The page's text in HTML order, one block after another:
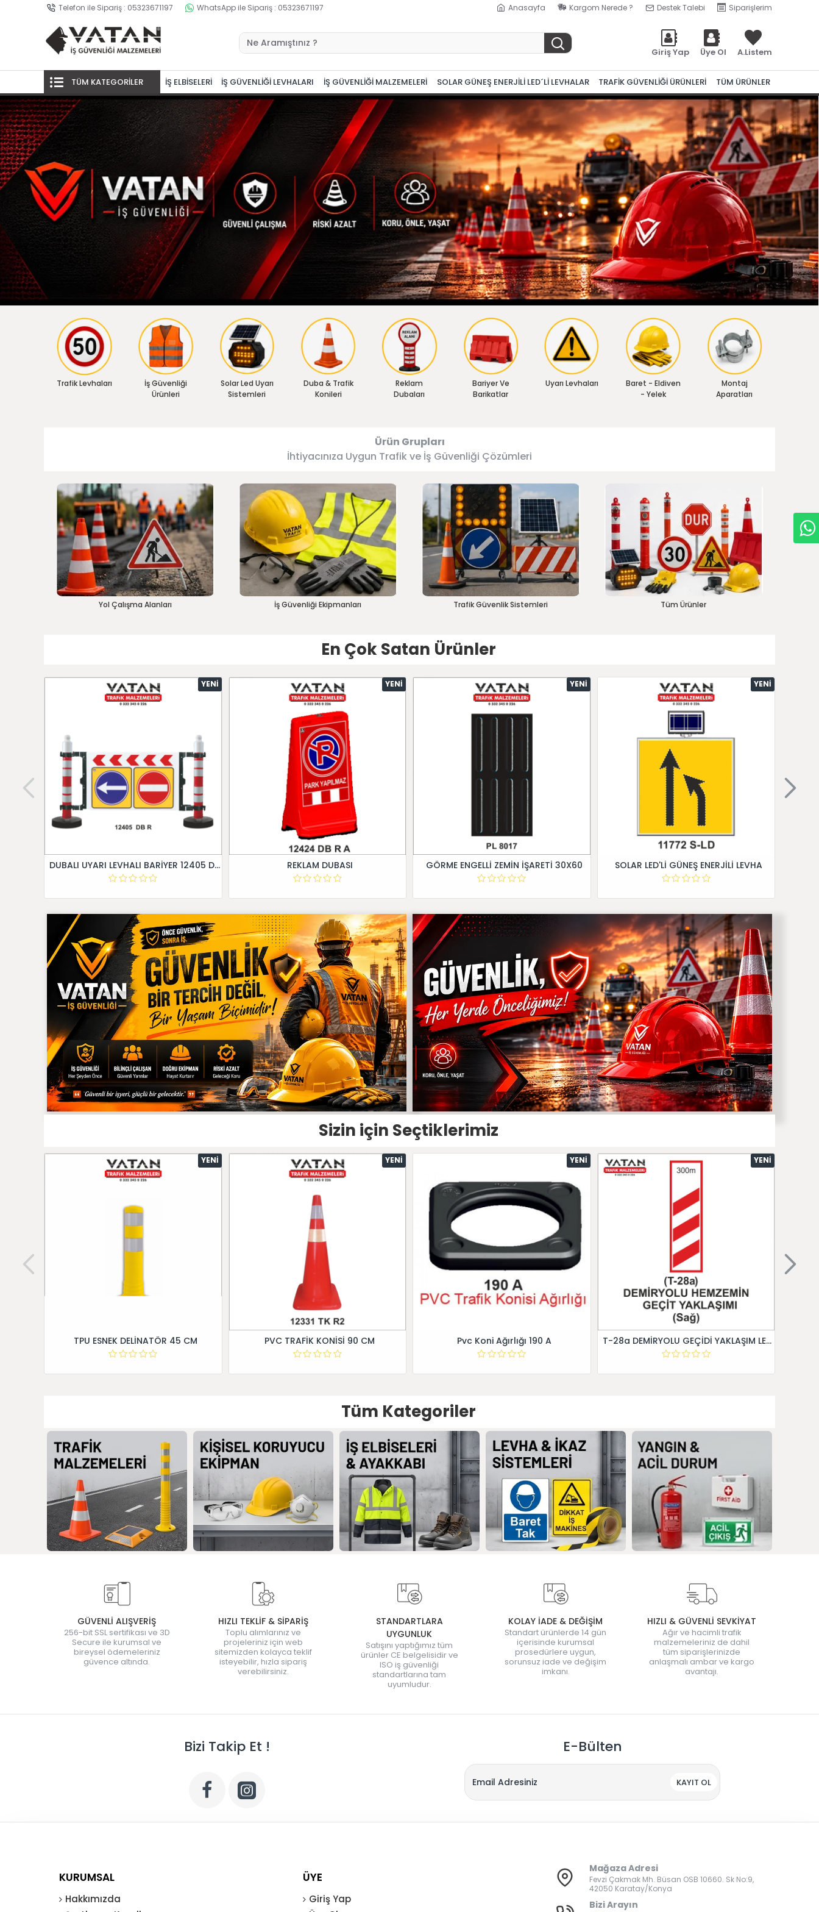
Telefon ile Sipariş : 05323671197 WhatsApp ile Sipariş : 05323671197 Anasayfa Kargom Nerede ? Destek Talebi Siparişlerim
Giriş Yap Üye Ol A.Listem
TÜM KATEGORİLER İŞ ELBİSELERİ İŞ GÜVENLİĞİ LEVHALARI İŞ GÜVENLİĞİ MALZEMELERİ SOLAR GÜNEŞ ENERJİLİ LED´Lİ LEVHALAR TRAFİK GÜVENLİĞİ ÜRÜNLERİ TÜM ÜRÜNLER
Trafik Levhaları
İş Güvenliği
Ürünleri
Solar Led Uyarı
Sistemleri
Duba & Trafik
Konileri
Reklam
Dubaları
Bariyer Ve
Barikatlar
Uyarı Levhaları
Baret - Eldiven
- Yelek
Montaj
Aparatları
Ürün Grupları
İhtiyacınıza Uygun Trafik ve İş Güvenliği Çözümleri
Yol Çalışma Alanları İş Güvenliği Ekipmanları Trafik Güvenlik Sistemleri Tüm Ürünler
En Çok Satan Ürünler
YENI
DUBALI UYARI LEVHALI BARİYER 12405 DB R
YENI
REKLAM DUBASI
YENI
GÖRME ENGELLİ ZEMİN İŞARETİ 30X60
YENI
SOLAR LED'Lİ GÜNEŞ ENERJİLİ LEVHA
Sizin için Seçtiklerimiz
YENI
TPU ESNEK DELİNATÖR 45 CM
YENI
PVC TRAFİK KONİSİ 90 CM
YENI
Pvc Koni Ağırlığı 190 A
YENI
T-28a DEMİRYOLU GEÇİDİ YAKLAŞIM LEVHALARI (Sağ)
Tüm Kategoriler
GÜVENLİ ALIŞVERİŞ
256-bit SSL sertifikası ve 3D
Secure ile kurumsal ve
bireysel ödemeleriniz
güvence altında.
HIZLI TEKLİF & SİPARİŞ
Toplu alımlarınız ve
projeleriniz için web
sitemizden kolayca teklif
isteyebilir, hızla sipariş
verebilirsiniz.
STANDARTLARA
UYGUNLUK
Satışını yaptığımız tüm
ürünler CE belgelisidir ve
ISO iş güvenliği
standartlarına tam
uyumludur.
KOLAY İADE & DEĞİŞİM
Standart ürünlerde 14 gün
içerisinde kurumsal
prosedürlere uygun,
sorunsuz iade ve değişim
imkanı.
HIZLI & GÜVENLİ SEVKİYAT
Ağır ve hacimli trafik
malzemeleriniz de dahil
tüm siparişlerinizde
anlaşmalı ambar ve kargo
avantajı.
Bizi Takip Et ! E-Bülten
KAYIT OL
KURUMSAL
Hakkımızda
ÜYE
Giriş Yap
Mağaza Adresi
Fevzi Çakmak Mh. Büsan OSB 10660. Sk No:9,
42050 Karatay/Konya
Bizi Arayın